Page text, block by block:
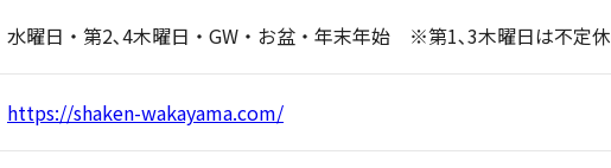
水曜日・第2､4木曜日・GW・お盆・年末年始 ※第1､3木曜日は不定休
https://shaken-wakayama.com/